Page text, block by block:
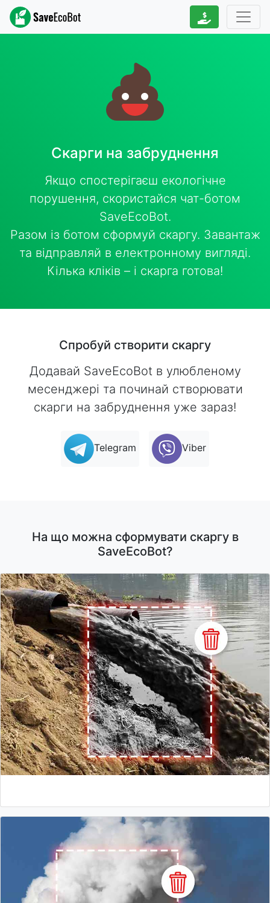
Скарги на забруднення
Якщо спостерігаєш екологічне
порушення, скористайся чат-ботом
SaveEcoBot.
Разом із ботом сформуй скаргу. Завантаж
та відправляй в електронному вигляді.
Кілька кліків – і скарга готова!
Спробуй створити скаргу
Додавай SaveEcoBot в улюбленому
месенджері та починай створювати
скарги на забруднення уже зараз!
Telegram Viber
На що можна сформувати скаргу в
SaveEcoBot?